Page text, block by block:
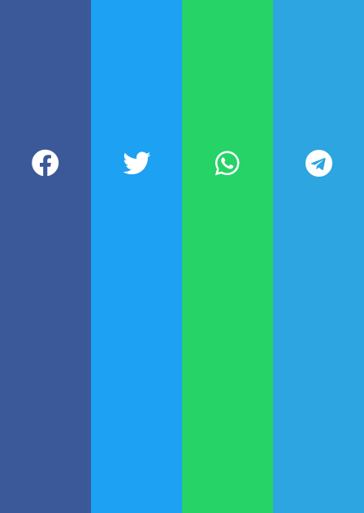
Durante la investigación surgieron
relatos vinculados a las